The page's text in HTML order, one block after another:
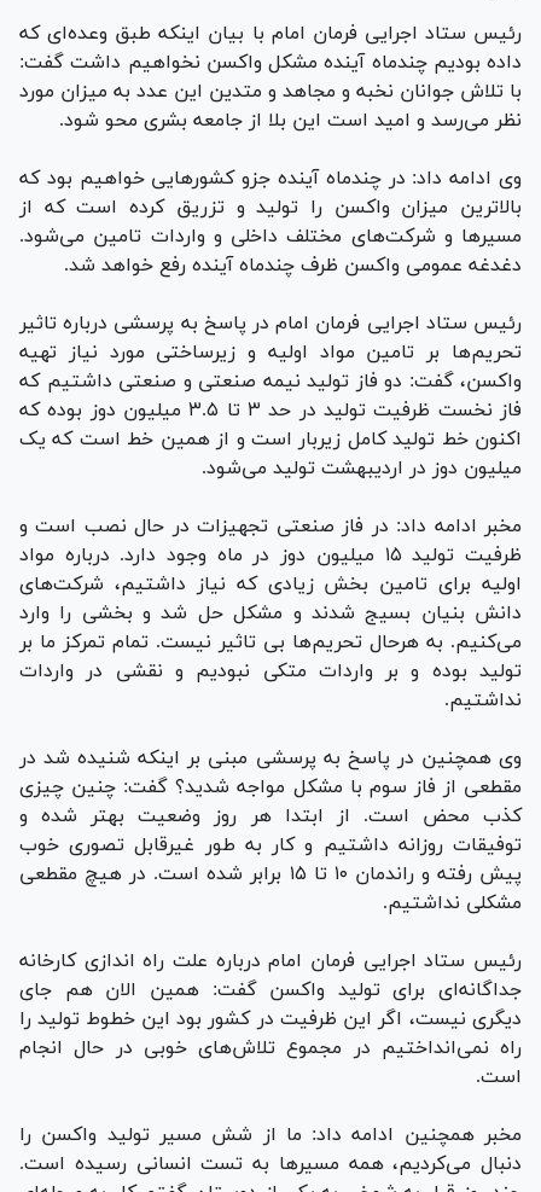
رئیس ستاد اجرایی فرمان امام با بیان اینکه طبق وعده‌ای که
داده بودیم چندماه آینده مشکل واکسن نخواهیم داشت گفت:
با تلاش جوانان نخبه و مجاهد و متدین این عدد به میزان مورد
نظر می‌رسد و امید است این بلا از جامعه بشری محو شود.
وی ادامه داد: در چندماه آینده جزو کشور‌هایی خواهیم بود که
بالاترین میزان واکسن را تولید و تزریق کرده است که از
مسیر‌ها و شرکت‌های مختلف داخلی و واردات تامین می‌شود.
دغدغه عمومی واکسن ظرف چندماه آینده رفع خواهد شد.
رئیس ستاد اجرایی فرمان امام در پاسخ به پرسشی درباره تاثیر
تحریم‌ها بر تامین مواد اولیه و زیرساختی مورد نیاز تهیه
واکسن، گفت: دو فاز تولید نیمه صنعتی و صنعتی داشتیم که
فاز نخست ظرفیت تولید در حد ۳ تا ۳.۵ میلیون دوز بوده که
اکنون خط تولید کامل زیربار است و از همین خط است که یک
میلیون دوز در اردیبهشت تولید می‌شود.
مخبر ادامه داد: در فاز صنعتی تجهیزات در حال نصب است و
ظرفیت تولید ۱۵ میلیون دوز در ماه وجود دارد. درباره مواد
اولیه برای تامین بخش زیادی که نیاز داشتیم، شرکت‌های
دانش بنیان بسیج شدند و مشکل حل شد و بخشی را وارد
می‌کنیم. به هرحال تحریم‌ها بی تاثیر نیست. تمام تمرکز ما بر
تولید بوده و بر واردات متکی نبودیم و نقشی در واردات
نداشتیم.
وی همچنین در پاسخ به پرسشی مبنی بر اینکه شنیده شد در
مقطعی از فاز سوم با مشکل مواجه شدید؟ گفت: چنین چیزی
کذب محض است. از ابتدا هر روز وضعیت بهتر شده و
توفیقات روزانه داشتیم و کار به طور غیرقابل تصوری خوب
پیش رفته و راندمان ۱۰ تا ۱۵ برابر شده است. در هیچ مقطعی
مشکلی نداشتیم.
رئیس ستاد اجرایی فرمان امام درباره علت راه اندازی کارخانه
جداگانه‌ای برای تولید واکسن گفت: همین الان هم جای
دیگری نیست، اگر این ظرفیت در کشور بود این خطوط تولید را
راه نمی‌انداختیم در مجموع تلاش‌های خوبی در حال انجام
است.
مخبر همچنین ادامه داد: ما از شش مسیر تولید واکسن را
دنبال می‌کردیم، همه مسیر‌ها به تست انسانی رسیده است.